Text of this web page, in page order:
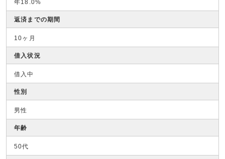
年18.0%
返済までの期間
10ヶ月
借入状況
借入中
性別
男性
年齢
50代